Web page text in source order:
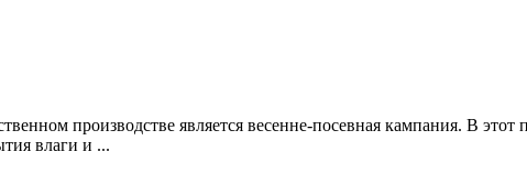
производстве является весенне-посевная кампания. В этот
влаги и ...